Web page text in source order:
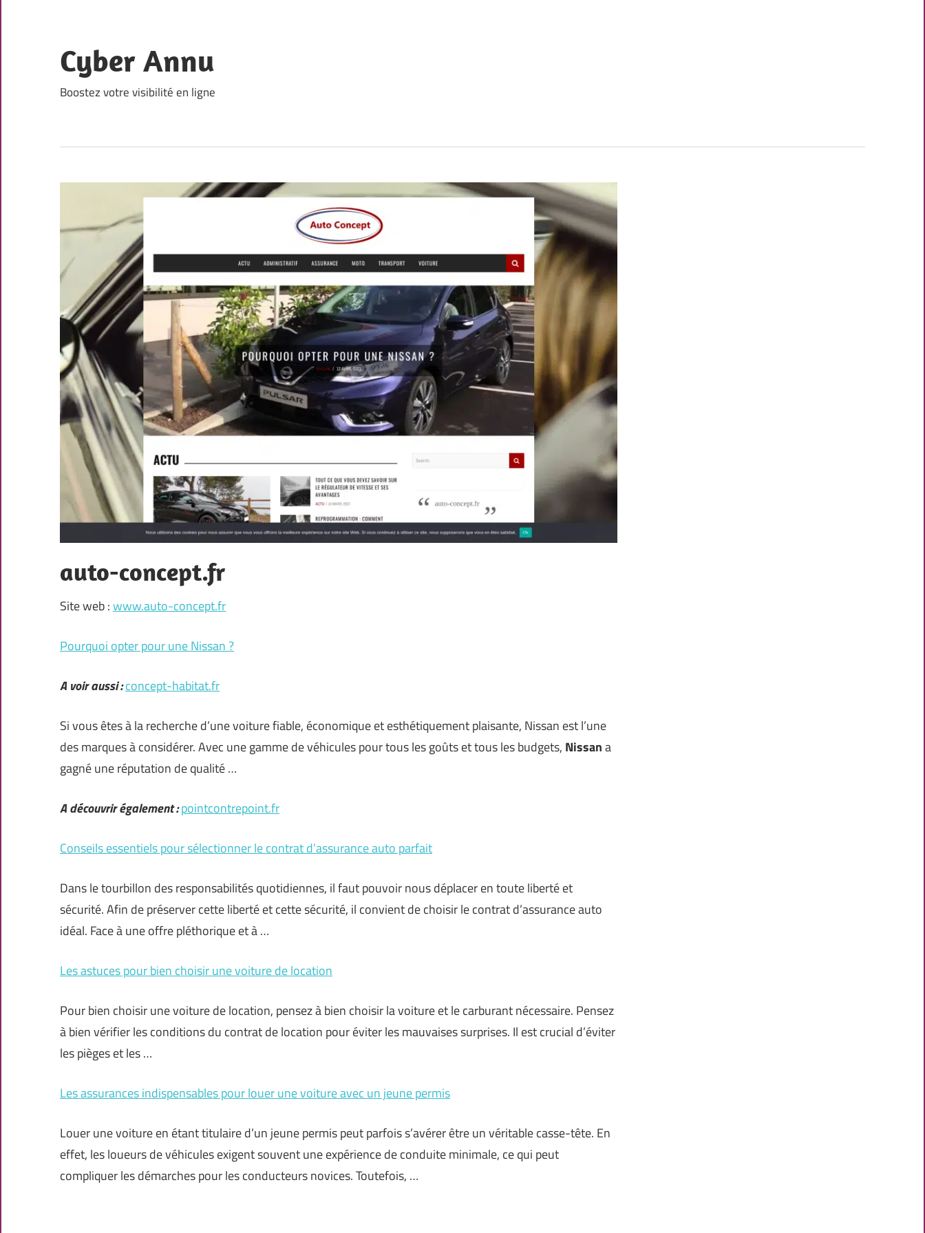
content
Cyber Annu
Boostez votre visibilité en ligne
auto-concept.fr
Site web :www.auto-concept.fr
Pourquoi opter pour une Nissan ?
A voir aussi :concept-habitat.fr
Si vous êtes à la recherche d’une voiture fiable, économique et esthétiquement plaisante, Nissan est l’une
des marques à considérer. Avec une gamme de véhicules pour tous les goûts et tous les budgets, Nissana
gagné une réputation de qualité …
A découvrir également :pointcontrepoint.fr
Conseils essentiels pour sélectionner le contrat d’assurance auto parfait
Dans le tourbillon des responsabilités quotidiennes, il faut pouvoir nous déplacer en toute liberté et
sécurité. Afin de préserver cette liberté et cette sécurité, il convient de choisir le contrat d’assurance auto
idéal. Face à une offre pléthorique et à …
Les astuces pour bien choisir une voiture de location
Pour bien choisir une voiture de location, pensez à bien choisir la voiture et le carburant nécessaire. Pensez
à bien vérifier les conditions du contrat de location pour éviter les mauvaises surprises. Il est crucial d’éviter
les pièges et les …
Les assurances indispensables pour louer une voiture avec un jeune permis
Louer une voiture en étant titulaire d’un jeune permis peut parfois s’avérer être un véritable casse-tête. En
effet, les loueurs de véhicules exigent souvent une expérience de conduite minimale, ce qui peut
compliquer les démarches pour les conducteurs novices. Toutefois, …